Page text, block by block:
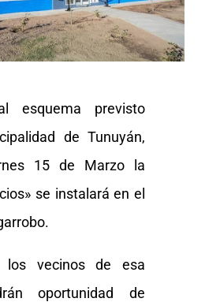
esquema previsto
de Tunuyán,
15 de Marzo la
se instalará en el
los vecinos de esa
oportunidad de